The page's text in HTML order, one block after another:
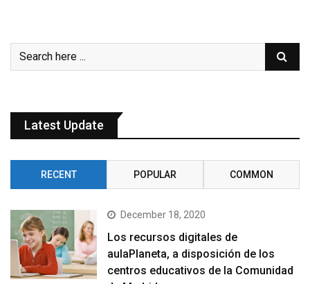
Latest Update
RECENT POPULAR COMMON
December 18, 2020
Los recursos digitales de
aulaPlaneta, a disposición de los
centros educativos de la Comunidad